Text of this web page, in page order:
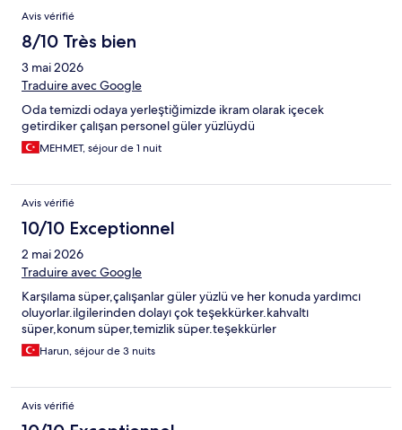
Avis vérifié
8/10 Très bien
3 mai 2026
Traduire avec Google
Oda temizdi odaya yerleştiğimizde ikram olarak içecek
getirdiker çalışan personel güler yüzlüydü
MEHMET, séjour de 1 nuit
Avis vérifié
10/10 Exceptionnel
2 mai 2026
Traduire avec Google
Karşılama süper,çalışanlar güler yüzlü ve her konuda yardımcı
oluyorlar.ilgilerinden dolayı çok teşekkürker.kahvaltı
süper,konum süper,temizlik süper.teşekkürler
Harun, séjour de 3 nuits
Avis vérifié